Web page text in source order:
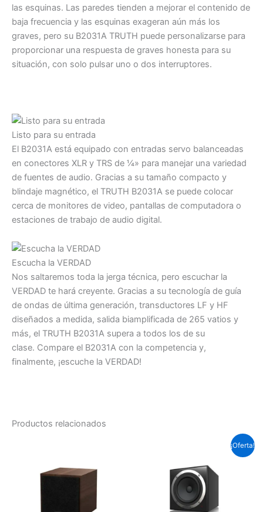
las esquinas. Las paredes tienden a mejorar el contenido de
baja frecuencia y las esquinas exageran aún más los
graves, pero su B2031A TRUTH puede personalizarse para
proporcionar una respuesta de graves honesta para su
situación, con solo pulsar uno o dos interruptores.
Listo para su entrada
El B2031A está equipado con entradas servo balanceadas
en conectores XLR y TRS de ¼» para manejar una variedad
de fuentes de audio. Gracias a su tamaño compacto y
blindaje magnético, el TRUTH B2031A se puede colocar
cerca de monitores de video, pantallas de computadora o
estaciones de trabajo de audio digital.
Escucha la VERDAD
Nos saltaremos toda la jerga técnica, pero escuchar la
VERDAD te hará creyente. Gracias a su tecnología de guía
de ondas de última generación, transductores LF y HF
diseñados a medida, salida biamplificada de 265 vatios y
más, el TRUTH B2031A supera a todos los de su
clase. Compare el B2031A con la competencia y,
finalmente, ¡escuche la VERDAD!
Productos relacionados
¡Oferta!
era:
Soles
S/.631.7.
El